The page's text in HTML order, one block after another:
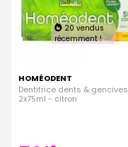
20 vendus
récemment !
HOMÉODENT
Dentifrice dents & gencives
2x75ml - citron